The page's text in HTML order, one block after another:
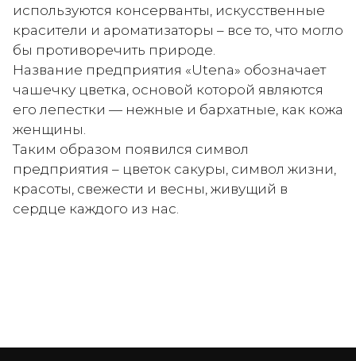
используются консерванты, искусственные
красители и ароматизаторы – все то, что могло
бы противоречить природе.
Название предприятия «Utena» обозначает
чашечку цветка, основой которой являются
его лепестки — нежные и бархатные, как кожа
женщины.
Таким образом появился символ
предприятия – цветок сакуры, символ жизни,
красоты, свежести и весны, живущий в
сердце каждого из нас.